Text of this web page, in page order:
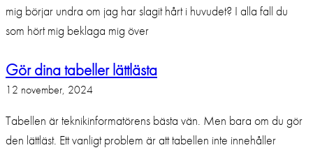
mig börjar undra om jag har slagit hårt i huvudet? I alla fall du
som hört mig beklaga mig över
Gör dina tabeller lättlästa
12 november, 2024
Tabellen är teknikinformatörens bästa vän. Men bara om du gör
den lättläst. Ett vanligt problem är att tabellen inte innehåller